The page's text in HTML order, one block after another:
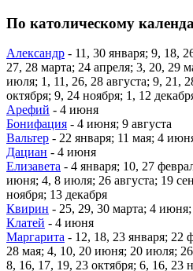
По католическому
Александр - 11, 30 января; 9, 18,
27, 28 марта; 24 апреля; 3, 20, 29
июля; 1, 11, 26, 28 августа; 9, 21,
октября; 9, 24 ноября; 1, 12
Арефий - 4 июня
Бонифация - 4 июня; 9 августа
Вальтер - 22 января; 11 мая; 4
Дациан - 4 июня
Елизавета - 4 января; 10, 27
июня; 4, 8 июля; 26 августа; 19
ноября; 13 декабря
Квирин - 25, 29, 30 марта; 4 июня;
Клатей - 4 июня
Маргарита - 12, 18, 23 января; 22
28 мая; 4, 10, 20 июня; 20 июля;
8, 16, 17, 19, 23 октября; 6, 16, 23